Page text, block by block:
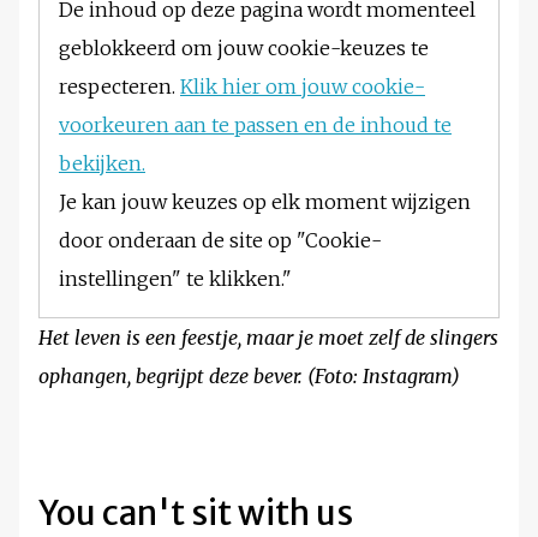
De inhoud op deze pagina wordt momenteel
geblokkeerd om jouw cookie-keuzes te
respecteren. Klik hier om jouw cookie-
voorkeuren aan te passen en de inhoud te
bekijken.
Je kan jouw keuzes op elk moment wijzigen
door onderaan de site op "Cookie-
instellingen" te klikken."
Het leven is een feestje, maar je moet zelf de slingers
ophangen, begrijpt deze bever. (Foto: Instagram)
You can't sit with us